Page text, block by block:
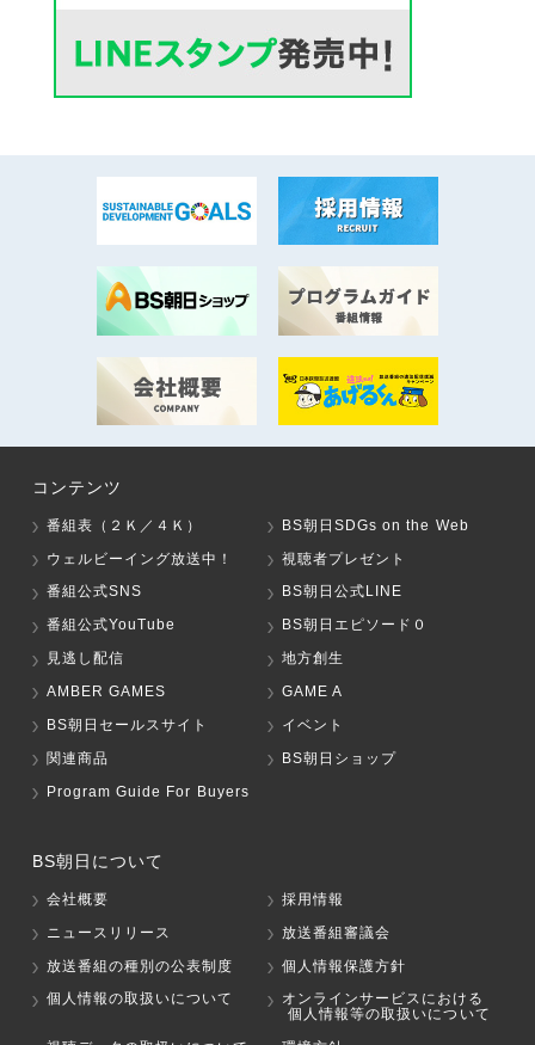
コンテンツ
番組表（２Ｋ／４Ｋ）
BS朝日SDGs on the Web
ウェルビーイング放送中！
視聴者プレゼント
番組公式SNS
BS朝日公式LINE
番組公式YouTube
BS朝日エピソード０
見逃し配信
地方創生
AMBER GAMES
GAME A
BS朝日セールスサイト
イベント
関連商品
BS朝日ショップ
Program Guide For Buyers
BS朝日について
会社概要
採用情報
ニュースリリース
放送番組審議会
放送番組の種別の公表制度
個人情報保護方針
個人情報の取扱いについて
オンラインサービスにおける
個人情報等の取扱いについて